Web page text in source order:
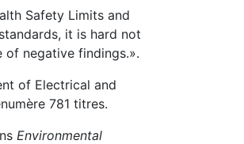
Safety Limits and
it is hard not
negative findings.».
of Electrical and
781 titres.
Environmental